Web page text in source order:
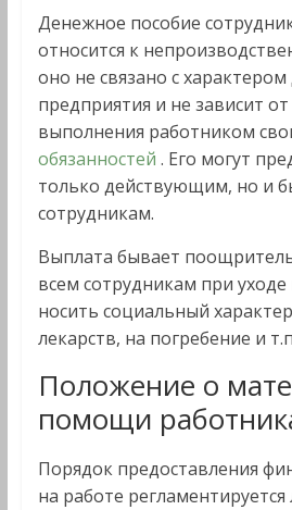
Денежное пособие
относится к
оно не связано с
предприятия и не зависит от
выполнения работником
обязанностей . Его могут
только действующим, но и
сотрудникам.
Выплата бывает
всем сотрудникам при уходе
носить социальный
лекарств, на погребение и
Положение о
помощи
Порядок предоставления
на работе